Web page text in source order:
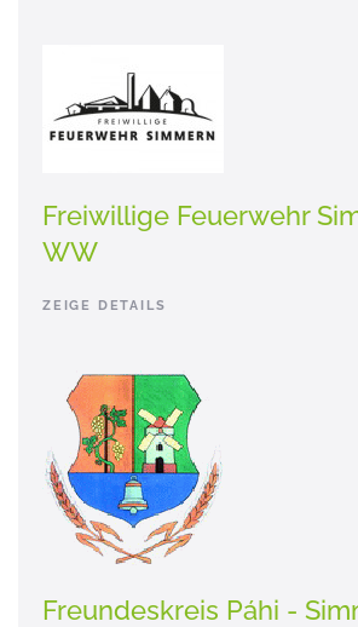
Freiwillige Feuerwehr
WW
ZEIGE DETAILS
Freundeskreis Páhi -